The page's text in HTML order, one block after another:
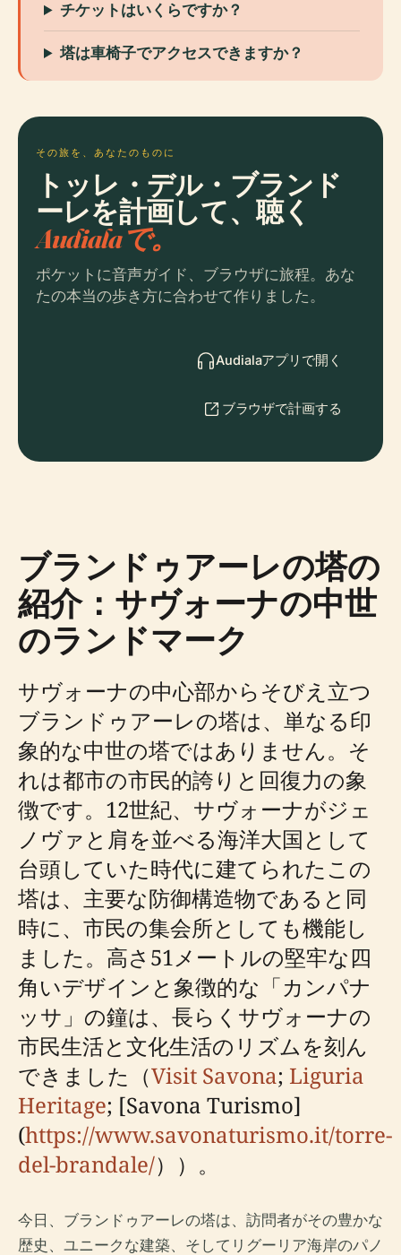
チケットはいくらですか？
塔は車椅子でアクセスできますか？
その旅を、あなたのものに
トッレ・デル・ブランド
ーレを計画して、聴く
Audialaで。
ポケットに音声ガイド、ブラウザに旅程。あな
たの本当の歩き方に合わせて作りました。
Audialaアプリで開く
ブラウザで計画する
ブランドゥアーレの塔の
紹介：サヴォーナの中世
のランドマーク
サヴォーナの中心部からそびえ立つ
ブランドゥアーレの塔は、単なる印
象的な中世の塔ではありません。そ
れは都市の市民的誇りと回復力の象
徴です。12世紀、サヴォーナがジェ
ノヴァと肩を並べる海洋大国として
台頭していた時代に建てられたこの
塔は、主要な防御構造物であると同
時に、市民の集会所としても機能し
ました。高さ51メートルの堅牢な四
角いデザインと象徴的な「カンパナ
ッサ」の鐘は、長らくサヴォーナの
市民生活と文化生活のリズムを刻ん
できました（Visit Savona; Liguria
Heritage; [Savona Turismo]
(https://www.savonaturismo.it/torre-
del-brandale/））。
今日、ブランドゥアーレの塔は、訪問者がその豊かな
歴史、ユニークな建築、そしてリグーリア海岸のパノ